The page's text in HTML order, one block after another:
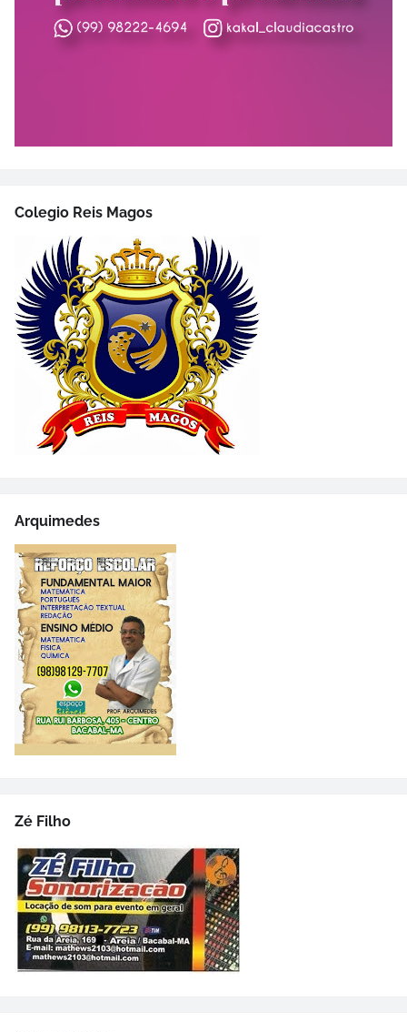
Colegio Reis Magos
Arquimedes
Zé Filho